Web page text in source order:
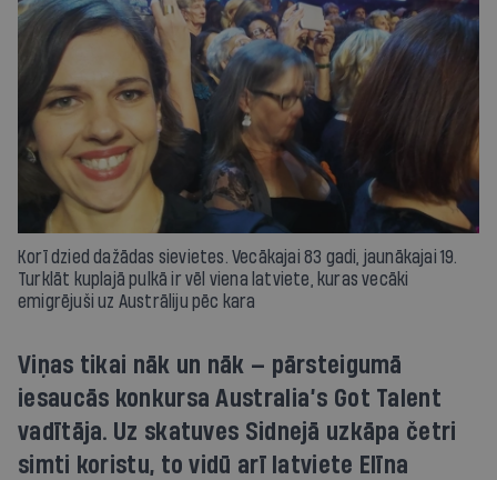
Korī dzied dažādas sievietes. Vecākajai 83 gadi, jaunākajai 19.
Turklāt kuplajā pulkā ir vēl viena latviete, kuras vecāki
emigrējuši uz Austrāliju pēc kara
Viņas tikai nāk un nāk — pārsteigumā
iesaucās konkursa Australia’s Got Talent
vadītāja. Uz skatuves Sidnejā uzkāpa četri
simti koristu, to vidū arī latviete Elīna